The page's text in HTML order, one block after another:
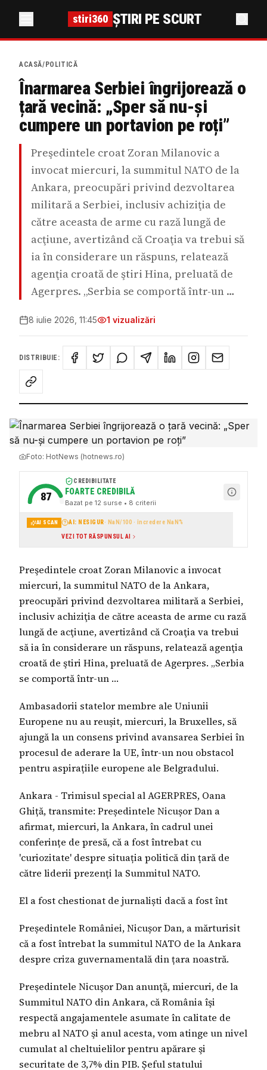
stiri360 ȘTIRI PE SCURT
ACASĂ/ POLITICĂ
Înarmarea Serbiei îngrijorează o
țară vecină: „Sper să nu-și
cumpere un portavion pe roți”
Preşedintele croat Zoran Milanovic a
invocat miercuri, la summitul NATO de la
Ankara, preocupări privind dezvoltarea
militară a Serbiei, inclusiv achiziţia de
către aceasta de arme cu rază lungă de
acţiune, avertizând că Croaţia va trebui să
ia în considerare un răspuns, relatează
agenţia croată de ştiri Hina, preluată de
Agerpres. „Serbia se comportă într-un …
8 iulie 2026, 11:45 1 vizualizări
DISTRIBUIE:
Foto: HotNews (hotnews.ro)
87
CREDIBILITATE
FOARTE CREDIBILĂ
Bazat pe 12 surse • 8 criterii
AI SCAN AI: NESIGUR· NaN/100 · încredere NaN%
VEZI TOT RĂSPUNSUL AI
Preşedintele croat Zoran Milanovic a invocat
miercuri, la summitul NATO de la Ankara,
preocupări privind dezvoltarea militară a Serbiei,
inclusiv achiziţia de către aceasta de arme cu rază
lungă de acţiune, avertizând că Croaţia va trebui
să ia în considerare un răspuns, relatează agenţia
croată de ştiri Hina, preluată de Agerpres. „Serbia
se comportă într-un …
Ambasadorii statelor membre ale Uniunii
Europene nu au reușit, miercuri, la Bruxelles, să
ajungă la un consens privind avansarea Serbiei în
procesul de aderare la UE, într-un nou obstacol
pentru aspirațiile europene ale Belgradului.
Ankara - Trimisul special al AGERPRES, Oana
Ghiță, transmite: Președintele Nicușor Dan a
afirmat, miercuri, la Ankara, în cadrul unei
conferințe de presă, că a fost întrebat cu
'curiozitate' despre situația politică din țară de
către liderii prezenți la Summitul NATO.
El a fost chestionat de jurnaliști dacă a fost înt
Președintele României, Nicușor Dan, a mărturisit
că a fost întrebat la summitul NATO de la Ankara
despre criza guvernamentală din țara noastră.
Preşedintele Nicuşor Dan anunţă, miercuri, de la
Summitul NATO din Ankara, că România îşi
respectă angajamentele asumate în calitate de
mebru al NATO şi anul acesta, vom atinge un nivel
cumulat al cheltuielilor pentru apărare şi
securitate de 3,7% din PIB. Șeful statului